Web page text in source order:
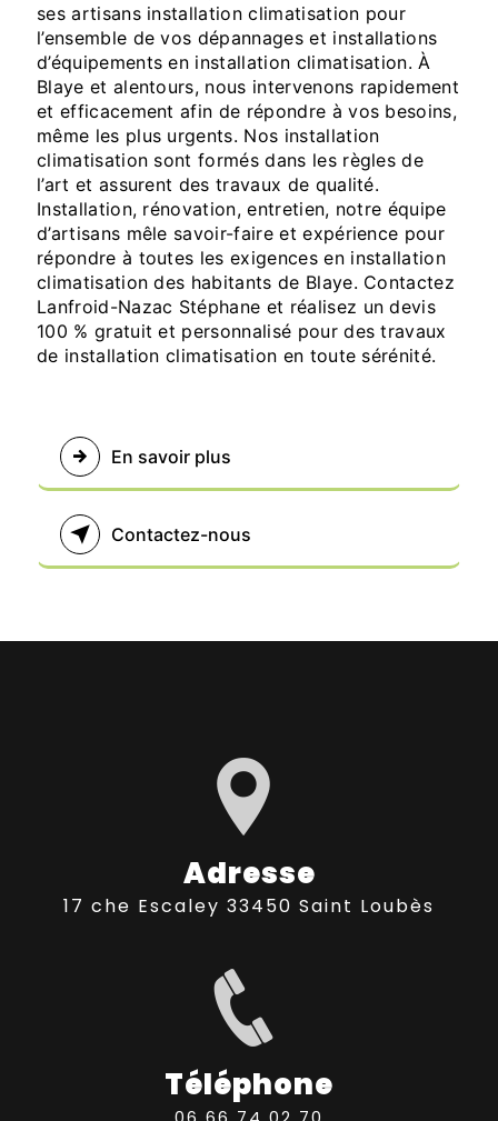
ses artisans installation climatisation pour
l’ensemble de vos dépannages et installations
d’équipements en installation climatisation. À
Blaye et alentours, nous intervenons rapidement
et efficacement afin de répondre à vos besoins,
même les plus urgents. Nos installation
climatisation sont formés dans les règles de
l’art et assurent des travaux de qualité.
Installation, rénovation, entretien, notre équipe
d’artisans mêle savoir-faire et expérience pour
répondre à toutes les exigences en installation
climatisation des habitants de Blaye. Contactez
Lanfroid-Nazac Stéphane et réalisez un devis
100 % gratuit et personnalisé pour des travaux
de installation climatisation en toute sérénité.
En savoir plus
Contactez-nous
Adresse
17 che Escaley 33450 Saint Loubès
Téléphone